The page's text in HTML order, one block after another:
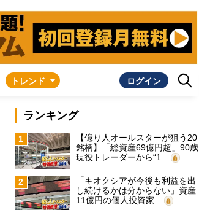
トレンド ログイン
ランキング
1
【億り人オールスターが狙う20
銘柄】「総資産69億円超」90歳
現役トレーダーから“1…
2
「キオクシアが今後も利益を出
し続けるかは分からない」資産
11億円の個人投資家…